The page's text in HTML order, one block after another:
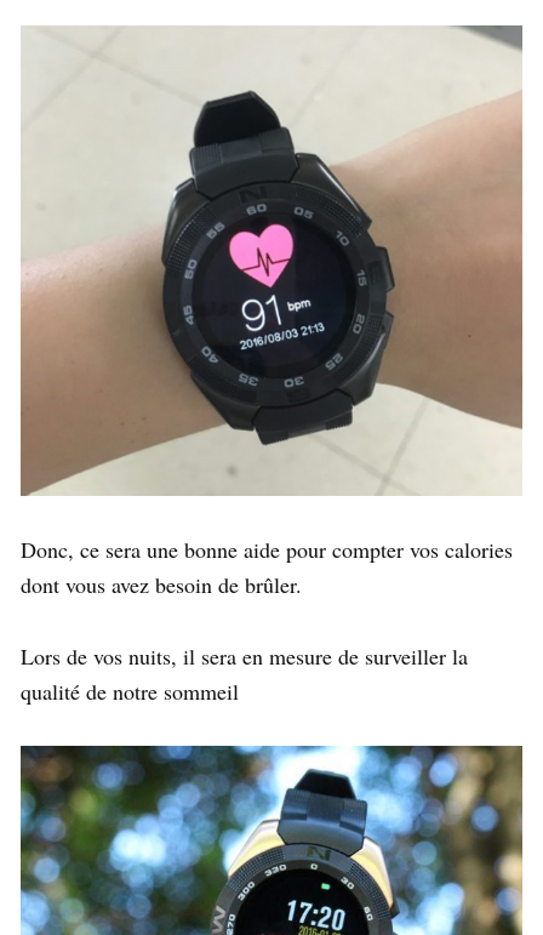
Donc, ce sera une bonne aide pour compter vos calories
dont vous avez besoin de brûler.
Lors de vos nuits, il sera en mesure de surveiller la
qualité de notre sommeil